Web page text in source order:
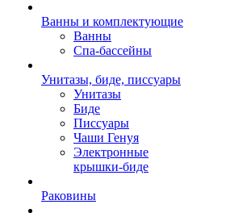
Ванны и комплектующие
Ванны
Спа-бассейны
Унитазы, биде, писсуары
Унитазы
Биде
Писсуары
Чаши Генуя
Электронные
крышки-биде
Раковины